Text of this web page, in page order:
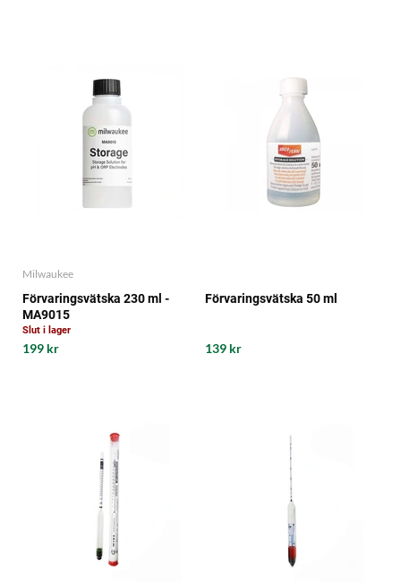
Milwaukee
Förvaringsvätska 230 ml -
MA9015
Slut i lager
199 kr
Förvaringsvätska 50 ml
139 kr